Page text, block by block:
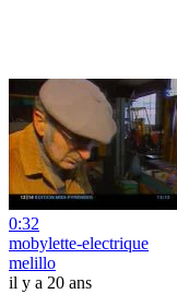
0:32
mobylette-electrique
melillo
il y a 20 ans